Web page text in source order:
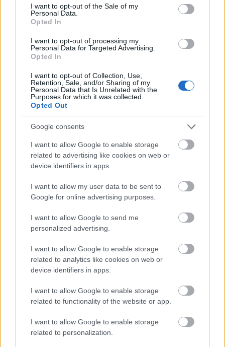
consent section.
I want to opt-out of the Sale of my
Personal Data.
Opted In
I want to opt-out of processing my
Personal Data for Targeted Advertising.
Opted In
I want to opt-out of Collection, Use,
Retention, Sale, and/or Sharing of my
Personal Data that Is Unrelated with the
Purposes for which it was collected.
Opted Out
Google consents
I want to allow Google to enable storage
related to advertising like cookies on web or
device identifiers in apps.
I want to allow my user data to be sent to
Google for online advertising purposes.
I want to allow Google to send me
personalized advertising.
I want to allow Google to enable storage
related to analytics like cookies on web or
device identifiers in apps.
I want to allow Google to enable storage
related to functionality of the website or app.
I want to allow Google to enable storage
related to personalization.
Reptében(forrás: Góbi Rita Társulat)
önmagamon is dolgozom, így most is rengeteg mindent
átláttam, megértettem. Gyerekkorom óta tisztában
vagyok azzal, hogy úgy működöm, mint egy külső
kamera, ami kívülről nézi a történéseket. Persze az
embernek elementáris vágya, hogy tartozzon valahová,
és bennem is van ilyen vágy, de mára elfogadtam, hogy
én olyan vagyok, amilyen. Sokat nyitottam a világ felé,
így a világ is nyit felém, és ma már nem bonyolítom túl
a dolgokat
” – vall önmagáról.
Az interjúból az is kiderül, hogy nyughatatlan alkotó.
Soha nem vagyok megelégedve, próbálok
csinálok. Mindig az ismeretlent keresem, azt, hogy
miképpen lehet úgy megmozdulni, ahogy még soha
Az eredeti interjúban arról is lehet olvasni, miből